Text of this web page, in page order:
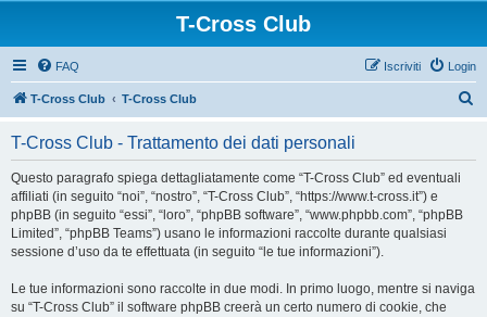
T-Cross Club
FAQ Login
Iscriviti
T-Cross Club T-Cross Club
T-Cross Club - Trattamento dei dati personali
Questo paragrafo spiega dettagliatamente come “T-Cross Club” ed eventuali
affiliati (in seguito “noi”, “nostro”, “T-Cross Club”, “https://www.t-cross.it”) e
phpBB (in seguito “essi”, “loro”, “phpBB software”, “www.phpbb.com”, “phpBB
Limited”, “phpBB Teams”) usano le informazioni raccolte durante qualsiasi
sessione d’uso da te effettuata (in seguito “le tue informazioni”).
Le tue informazioni sono raccolte in due modi. In primo luogo, mentre si naviga
su “T-Cross Club” il software phpBB creerà un certo numero di cookie, che